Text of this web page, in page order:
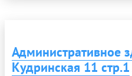
Административное
Кудринская 11 стр.1